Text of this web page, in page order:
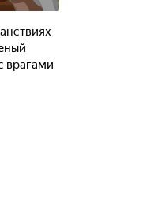
врагами